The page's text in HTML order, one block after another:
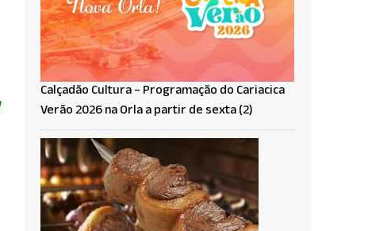
Calçadão Cultura – Programação do Cariacica
Verão 2026 na Orla a partir de sexta (2)